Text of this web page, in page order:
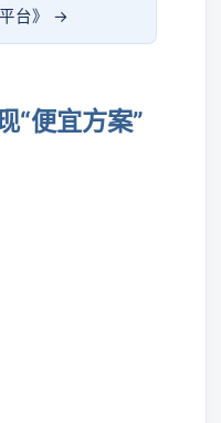
台》 →
“便宜方案”